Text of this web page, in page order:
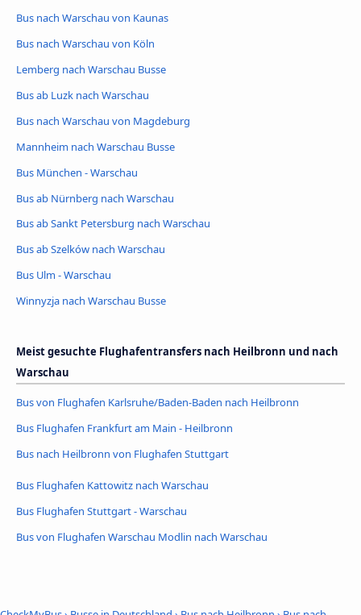
Bus nach Warschau von Kaunas
Bus nach Warschau von Köln
Lemberg nach Warschau Busse
Bus ab Luzk nach Warschau
Bus nach Warschau von Magdeburg
Mannheim nach Warschau Busse
Bus München - Warschau
Bus ab Nürnberg nach Warschau
Bus ab Sankt Petersburg nach Warschau
Bus ab Szelków nach Warschau
Bus Ulm - Warschau
Winnyzja nach Warschau Busse
Meist gesuchte Flughafentransfers nach Heilbronn und nach
Warschau
Bus von Flughafen Karlsruhe/Baden-Baden nach Heilbronn
Bus Flughafen Frankfurt am Main - Heilbronn
Bus nach Heilbronn von Flughafen Stuttgart
Bus Flughafen Kattowitz nach Warschau
Bus Flughafen Stuttgart - Warschau
Bus von Flughafen Warschau Modlin nach Warschau